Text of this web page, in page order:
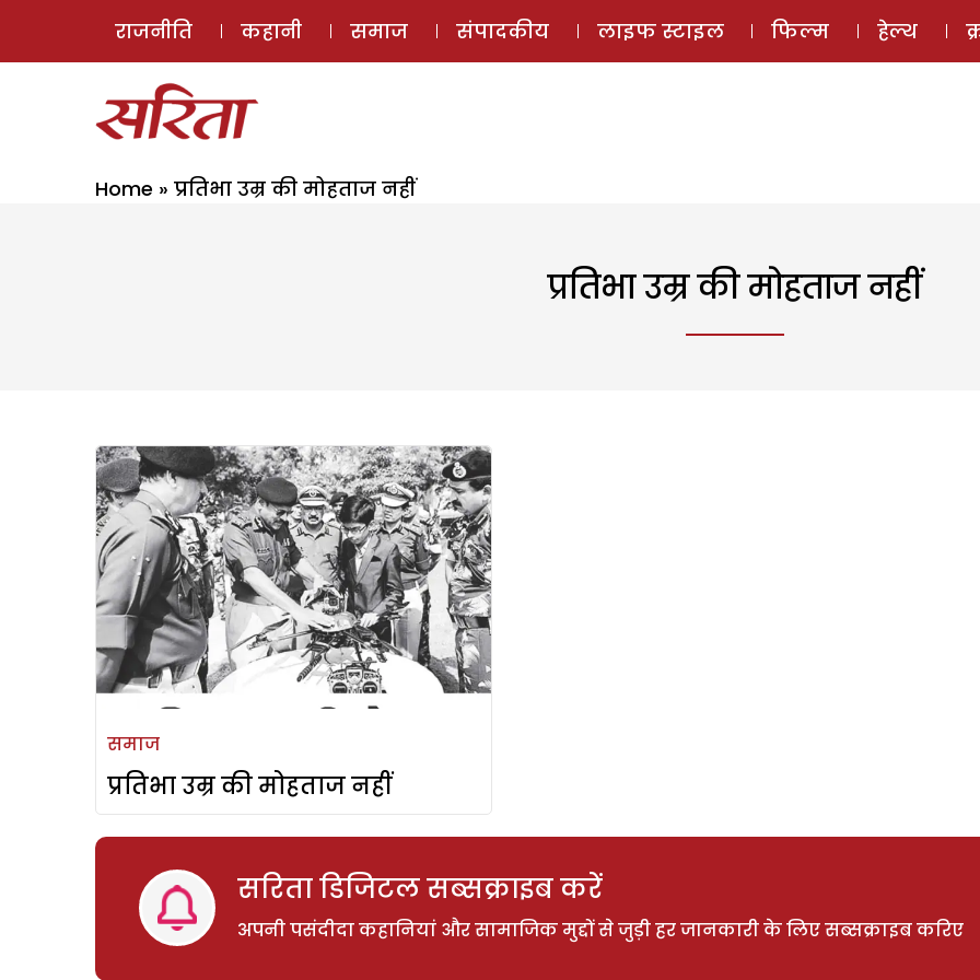
ई-मैगज़ीन
राजनीति कहानी समाज संपादकीय लाइफ स्टाइल फिल्म हेल्थ
Home » प्रतिभा उम्र की मोहताज नहीं
प्रतिभा उम्र की मोहताज नहीं
समाज
प्रतिभा उम्र की मोहताज नहीं
सरिता डिजिटल सब्सक्राइब करें
अपनी पसंदीदा कहानियां और सामाजिक मुद्दों से जुड़ी हर जानकारी के लिए सब्सक्राइब करिए